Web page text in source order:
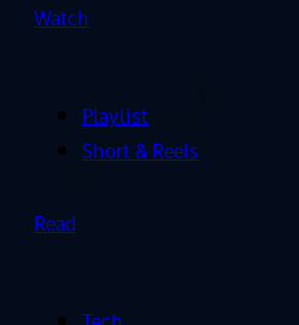
Watch
Playlist
Short & Reels
Read